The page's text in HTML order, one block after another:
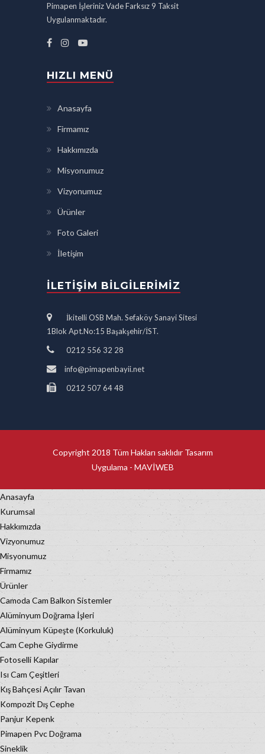
Pimapen İşleriniz Vade Farksız 9 Taksit
Uygulanmaktadır.
HIZLI MENÜ
Anasayfa
Firmamız
Hakkımızda
Misyonumuz
Vizyonumuz
Ürünler
Foto Galeri
İletişim
İLETIŞIM BILGILERIMIZ
İkitelli OSB Mah. Sefaköy Sanayi Sitesi
1Blok Apt.No:15 Başakşehir/İST.
0212 556 32 28
info@pimapenbayii.net
0212 507 64 48
Copyright 2018 Tüm Hakları saklıdır Tasarım
Uygulama - MAVİWEB
Anasayfa
Kurumsal
Hakkımızda
Vizyonumuz
Misyonumuz
Firmamız
Ürünler
Camoda Cam Balkon Sistemler
Alüminyum Doğrama İşleri
Alüminyum Küpeşte (Korkuluk)
Cam Cephe Giydirme
Fotoselli Kapılar
Isı Cam Çeşitleri
Kış Bahçesi Açılır Tavan
Kompozit Dış Cephe
Panjur Kepenk
Pimapen Pvc Doğrama
Sineklik